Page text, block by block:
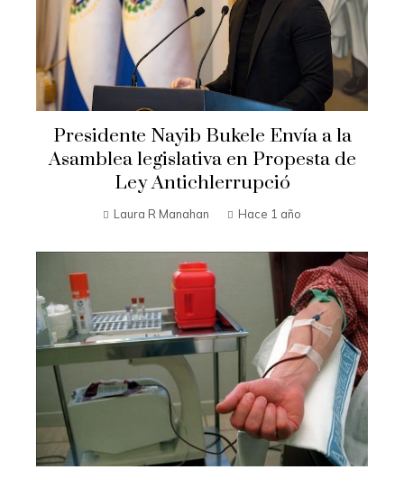
Presidente Nayib Bukele Envía a la
Asamblea legislativa en Propesta de
Ley Antichlerrupció
Laura R Manahan Hace 1 año